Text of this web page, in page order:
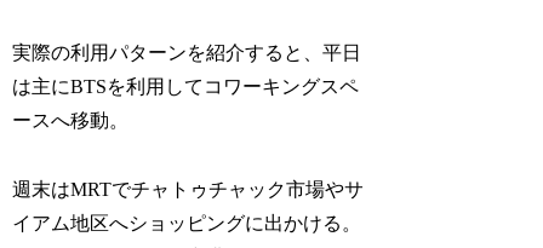
実際の利用パターンを紹介すると、平日
は主にBTSを利用してコワーキングスペ
ースへ移動。
週末はMRTでチャトゥチャック市場やサ
イアム地区へショッピングに出かける。